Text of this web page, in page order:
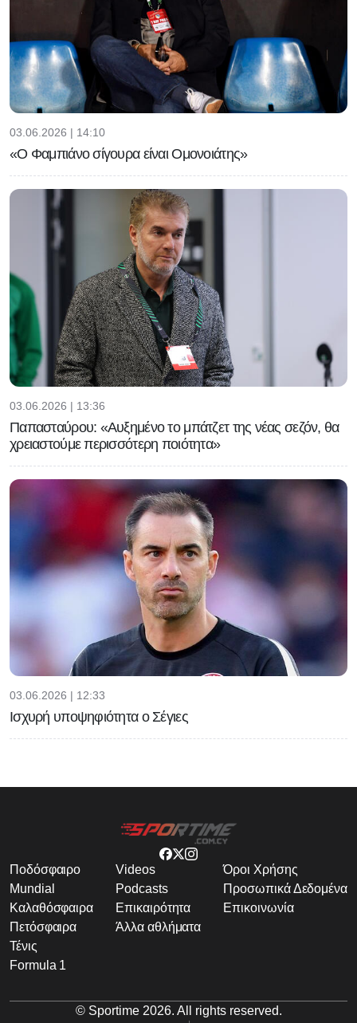
03.06.2026 | 14:10
«Ο Φαμπιάνο σίγουρα είναι Ομονοιάτης»
03.06.2026 | 13:36
Παπασταύρου: «Αυξημένο το μπάτζετ της νέας σεζόν, θα
χρειαστούμε περισσότερη ποιότητα»
03.06.2026 | 12:33
Ισχυρή υποψηφιότητα ο Σέγιες
Ποδόσφαιρο
Mundial
Καλαθόσφαιρα
Πετόσφαιρα
Τένις
Formula 1
Videos
Podcasts
Επικαιρότητα
Άλλα αθλήματα
Όροι Χρήσης
Προσωπικά Δεδομένα
Επικοινωνία
© Sportime 2026. All rights reserved.